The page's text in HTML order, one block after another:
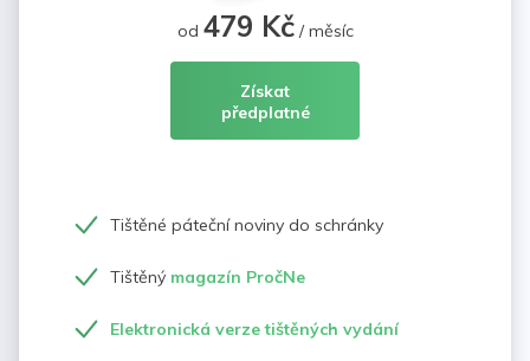
od 479 Kč/ měsíc
Získat
předplatné
Tištěné páteční noviny do schránky
Tištěný magazín PročNe
Elektronická verze tištěných vydání